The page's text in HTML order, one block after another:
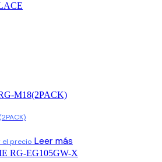
el precio Leer más